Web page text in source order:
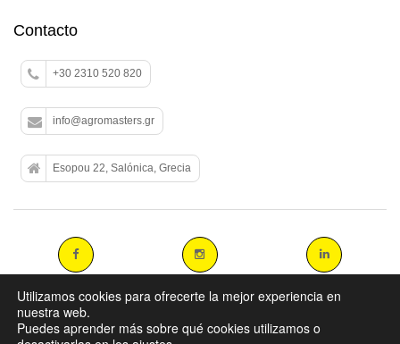
Contacto
+30 2310 520 820
info@agromasters.gr
Esopou 22, Salónica, Grecia
Utilizamos cookies para ofrecerte la mejor experiencia en
nuestra web.
Puedes aprender más sobre qué cookies utilizamos o